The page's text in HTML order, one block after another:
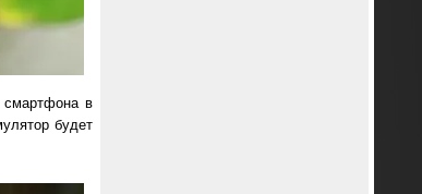
смартфона в
будет